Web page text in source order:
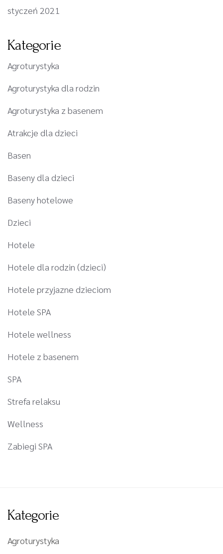
styczeń 2021
Kategorie
Agroturystyka
Agroturystyka dla rodzin
Agroturystyka z basenem
Atrakcje dla dzieci
Basen
Baseny dla dzieci
Baseny hotelowe
Dzieci
Hotele
Hotele dla rodzin (dzieci)
Hotele przyjazne dzieciom
Hotele SPA
Hotele wellness
Hotele z basenem
SPA
Strefa relaksu
Wellness
Zabiegi SPA
Kategorie
Agroturystyka